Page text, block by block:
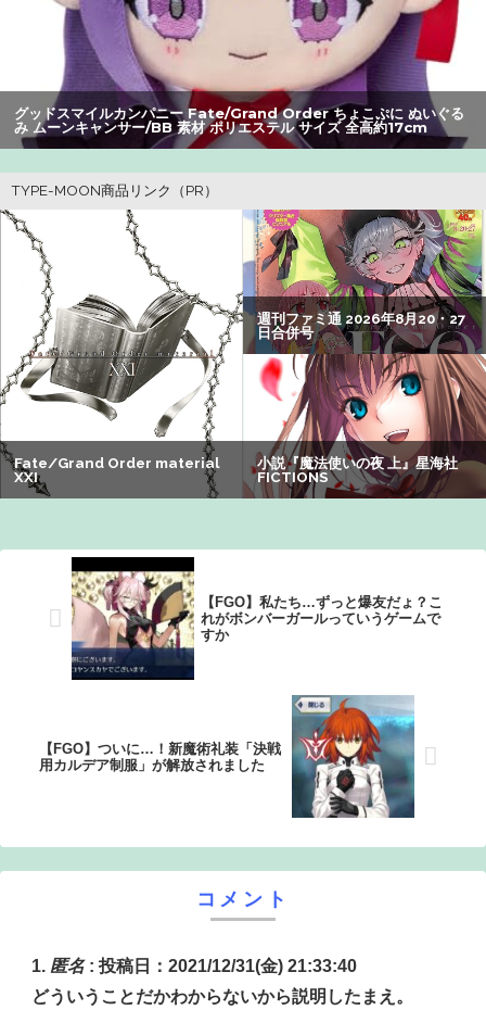
【朗報】アマガミの棚町薫さん、最新絵でめっちゃ可愛く
なる：26/08/03のニュース
町の弁当屋「申し訳ないが消費税1%になったらその分商品
代を値上げするわ」
26/08/02のニュース
【衝撃】クルタ族虐 殺の犯人、ツェリードニヒで確定！ク
ロロの演劇のせいで2人も無駄死ににwwww
【画像】瀬戸環奈（セトカン）さん、ティファのコスプレ
でシコらせにくるｗｗｗ：26/08/01のニュース
パパ活不倫を暴露された大物芸人さん(63)、晒されたLINE
が面白すぎるｗｗｗｗｗｗｗｗｗ(画像ｱﾘ)
【悲報】有名漫画家、がんを公表「大腸癌になってしまい
ました。肝臓に転移も見られてステージ4です」
友達って感じで性的な目では見れないｗ」←これｗｗｗ
ｗ：26/08/06のニュース
Grand Order ちょこぷに ぬいぐる
リエステル サイズ 全高約17cm
グッドスマイルカンパニー
み アルターエゴ/パッションリ
17cm
【FGO】私たち…ずっと爆友だょ？こ
れがボンバーガールっていうゲームで
すか
【FGO】ついに…！新魔術礼装「決戦
用カルデア制服」が解放されました
コメント
匿名: 投稿日：2021/12/31(金) 21:33:40
どういうことだかわからないから説明したまえ。